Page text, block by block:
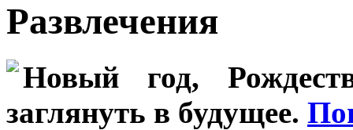
Развлечения
Новый год,
заглянуть в будущее.